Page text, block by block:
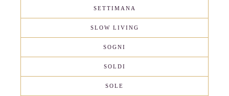
SETTIMANA
SLOW LIVING
SOGNI
SOLDI
SOLE